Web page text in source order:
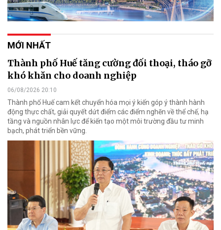
MỚI NHẤT
Thành phố Huế tăng cường đối thoại, tháo gỡ
khó khăn cho doanh nghiệp
06/08/2026 20:10
Thành phố Huế cam kết chuyển hóa mọi ý kiến góp ý thành hành
động thực chất, giải quyết dứt điểm các điểm nghẽn về thể chế, hạ
tầng và nguồn nhân lực để kiến tạo một môi trường đầu tư minh
bạch, phát triển bền vững.